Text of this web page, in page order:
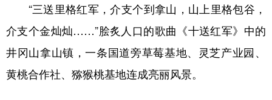
“三送里格红军，介支个到拿山，山上里格包谷，
介支个金灿灿……”脍炙人口的歌曲《十送红军》中的
井冈山拿山镇，一条国道旁草莓基地、灵芝产业园、
黄桃合作社、猕猴桃基地连成亮丽风景。